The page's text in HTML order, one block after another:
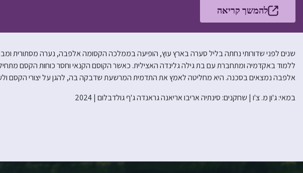
להמשך קריאה
שנים לפני שדורותי נחתה בליל סערה בארץ עוץ, הופיעה בממלכה הקסומה אלפבה, נערה מסתורית
ללמוד באקדמיה ומתחברת עם בת גילה גלינדה האצילית. כאשר הקוסם הקנאי וחסר כוחות הקסם
אלפבה נמצאים בסכנה. היא מחליטה לאמץ את התדמית המרשעת שדבקה בה, להגן על יצורי הקסם
במאי: ג'ון מ. צ'ו | שחקנים: סינתיה אריבו אריאנה גראנדה ג'ף גולדבלום | 2024